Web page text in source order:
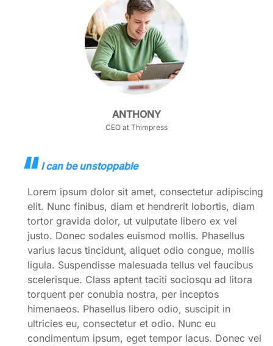
ANTHONY
CEO at Thimpress
I can be unstoppable
Lorem ipsum dolor sit amet, consectetur adipiscing
elit. Nunc finibus, diam et hendrerit lobortis, diam
tortor gravida dolor, ut vulputate libero ex vel
justo. Donec sodales euismod mollis. Phasellus
varius lacus tincidunt, aliquet odio congue, mollis
ligula. Suspendisse malesuada tellus vel faucibus
scelerisque. Class aptent taciti sociosqu ad litora
torquent per conubia nostra, per inceptos
himenaeos. Phasellus libero odio, suscipit in
ultricies eu, consectetur et odio. Nunc eu
condimentum ipsum, eget tempor lacus. Donec vel